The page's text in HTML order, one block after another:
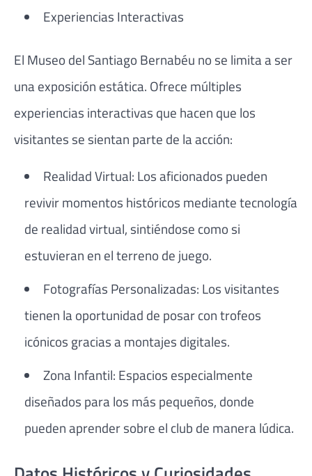
Experiencias Interactivas
El Museo del Santiago Bernabéu no se limita a ser
una exposición estática. Ofrece múltiples
experiencias interactivas que hacen que los
visitantes se sientan parte de la acción:
Realidad Virtual: Los aficionados pueden
revivir momentos históricos mediante tecnología
de realidad virtual, sintiéndose como si
estuvieran en el terreno de juego.
Fotografías Personalizadas: Los visitantes
tienen la oportunidad de posar con trofeos
icónicos gracias a montajes digitales.
Zona Infantil: Espacios especialmente
diseñados para los más pequeños, donde
pueden aprender sobre el club de manera lúdica.